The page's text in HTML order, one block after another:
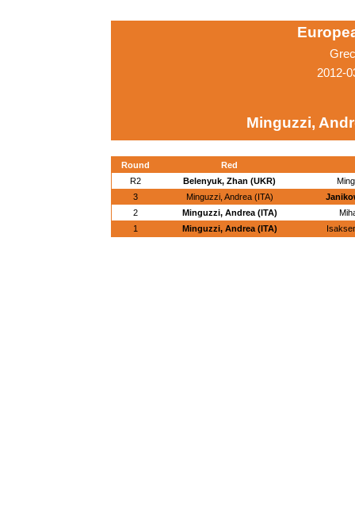
2012-
Minguzzi,
Round
Red
R2
Belenyuk, Zhan (UKR)
3
Minguzzi, Andrea (ITA)
2
Minguzzi, Andrea (ITA)
1
Minguzzi, Andrea (ITA)